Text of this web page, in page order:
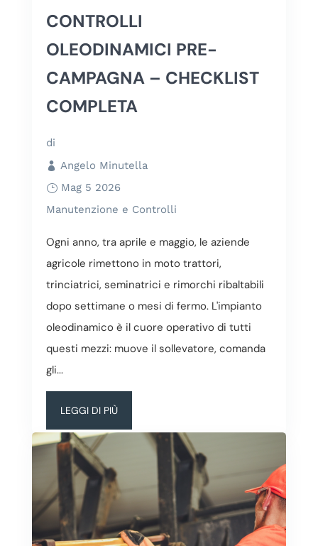
CONTROLLI
OLEODINAMICI PRE-
CAMPAGNA – CHECKLIST
COMPLETA
di
Angelo Minutella
Mag 5 2026
Manutenzione e Controlli
Ogni anno, tra aprile e maggio, le aziende
agricole rimettono in moto trattori,
trinciatrici, seminatrici e rimorchi ribaltabili
dopo settimane o mesi di fermo. L'impianto
oleodinamico è il cuore operativo di tutti
questi mezzi: muove il sollevatore, comanda
gli...
LEGGI DI PIÙ